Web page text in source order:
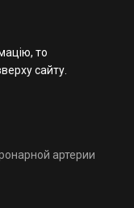
то
сайту.
артерии